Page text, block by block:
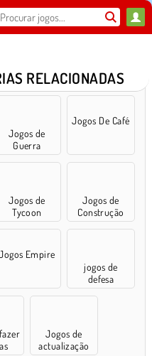
RELACIONADAS
Jogos de
Guerra
Jogos De Café
Jogos de
Tycoon
Jogos de
Construção
Empire
jogos de
defesa
Jogos de
actualização